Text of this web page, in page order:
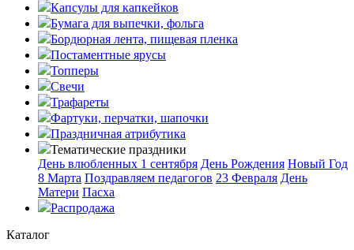
Капсулы для капкейков
Бумага для выпечки, фольга
Бордюрная лента, пищевая пленка
Постаментные ярусы
Топперы
Свечи
Трафареты
Фартуки, перчатки, шапочки
Праздничная атрибутика
Тематические праздники
День влюбленных 1 сентября День Рождения Новый Год
8 Марта Поздравляем педагогов 23 Февраля День
Матери Пасха
Распродажа
Каталог